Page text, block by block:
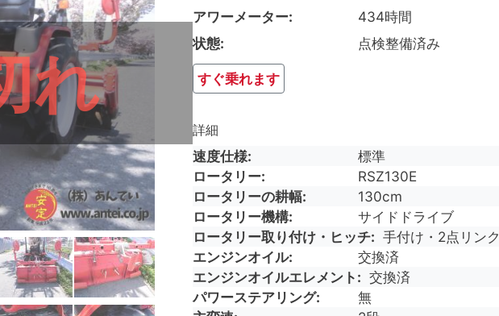
れ
アワーメーター
434時間
状態
点検整備済み
すぐ乗れます
詳細
速度仕様
標準
ロータリー
RSZ130E
ロータリーの耕幅
130cm
ロータリー機構
サイドドライブ
ロータリー取り付け・ヒッチ
手付け・2点リンク
エンジンオイル
交換済
エンジンオイルエレメント
交換済
パワーステアリング
無